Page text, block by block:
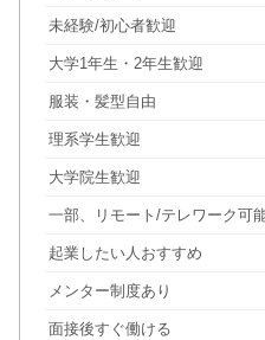
未経験/初心者歓迎
大学1年生・2年生歓迎
服装・髪型自由
理系学生歓迎
大学院生歓迎
一部、リモート/テレワーク可
起業したい人おすすめ
メンター制度あり
面接後すぐ働ける